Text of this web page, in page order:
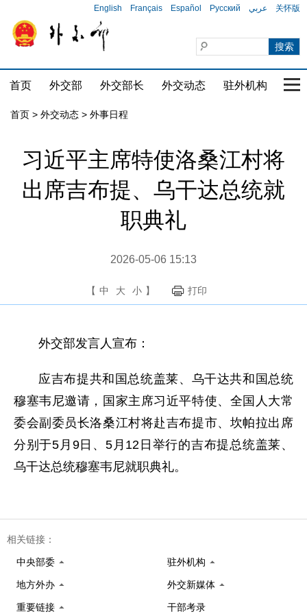
English Français Español Русский عربي 关怀版
首页 外交部 外交部长 外交动态 驻外机构 国
首页 > 外交动态 > 外事日程
习近平主席特使洛桑江村将
出席吉布提、乌干达总统就
职典礼
2026-05-06 15:13
【 中 大 小 】 打印
外交部发言人宣布：
应吉布提共和国总统盖莱、乌干达共和国总统
穆塞韦尼邀请，国家主席习近平特使、全国人大常
委会副委员长洛桑江村将赴吉布提市、坎帕拉出席
分别于5月9日、5月12日举行的吉布提总统盖莱、
乌干达总统穆塞韦尼就职典礼。
相关链接：
中央部委 驻外机构
地方外办 外交新媒体
重要链接 干部考录